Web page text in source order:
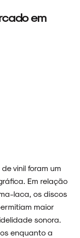
em
vinil foram um
Em relação
laca, os discos
maior
sonora.
enquanto a